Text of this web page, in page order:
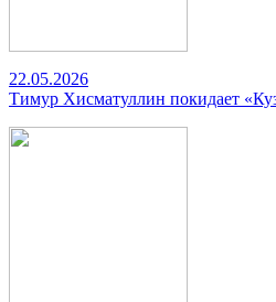
22.05.2026
Тимур Хисматуллин покидает